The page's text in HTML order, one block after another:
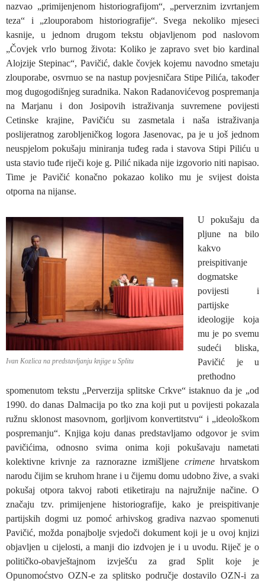
nazvao „primijenjenom historiografijom“, „perverznim izvrtanjem
teza“ i „zlouporabom historiografije“. Svega nekoliko mjeseci
kasnije, u jednom drugom tekstu objavljenom pod naslovom
„Čovjek vrlo burnog života: Koliko je zapravo svet bio kardinal
Alojzije Stepinac“, Pavičić, dakle čovjek kojemu navodno smetaju
zlouporabe, osvrnuo se na nastup povjesničara Stipe Pilića, također
mog dugogodišnjeg suradnika. Nakon Radanovićevog pospremanja
na Marjanu i don Josipovih istraživanja suvremene povijesti
Cetinske krajine, Pavičiću su zasmetala i naša istraživanja
poslijeratnog zarobljeničkog logora Jasenovac, pa je u još jednom
neuspjelom pokušaju miniranja tuđeg rada i stavova Stipi Piliću u
usta stavio tuđe riječi koje g. Pilić nikada nije izgovorio niti napisao.
Time je Pavičić konačno pokazao koliko mu je svijest doista
otporna na nijanse.
Ivan Kozlica na predstavljanju knjige u Splitu
U pokušaju da
pljune na bilo
kakvo
preispitivanje
dogmatske
povijesti i
partijske
ideologije koja
mu je po svemu
sudeći bliska,
Pavičić je u
prethodno
spomenutom tekstu „Perverzija splitske Crkve“ istaknuo da je „od
1990. do danas Dalmacija po tko zna koji put u povijesti pokazala
ružnu sklonost masovnom, gorljivom konvertitstvu“ i „ideološkom
pospremanju“. Knjiga koju danas predstavljamo odgovor je svim
pavičićima, odnosno svima onima koji pokušavaju nametati
kolektivne krivnje za raznorazne izmišljene crimenehrvatskom
narodu čijim se kruhom hrane i u čijemu domu udobno žive, a svaki
pokušaj otpora takvoj raboti etiketiraju na najružnije načine. O
značaju tzv. primijenjene historiografije, kako je preispitivanje
partijskih dogmi uz pomoć arhivskog gradiva nazvao spomenuti
Pavičić, možda ponajbolje svjedoči dokument koji je u ovoj knjizi
objavljen u cijelosti, a manji dio izdvojen je i u uvodu. Riječ je o
političko-obavještajnom izvješću za grad Split koje je
Opunomoćstvo OZN-e za splitsko područje dostavilo OZN-i za